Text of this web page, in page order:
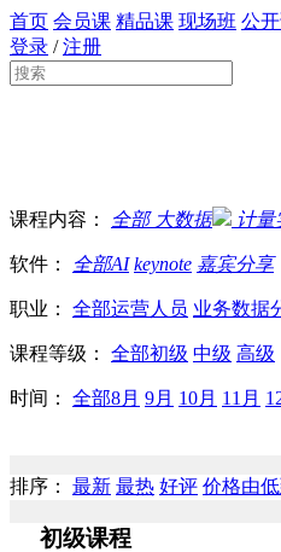
首页 会员课 精品课 现场班 公
登录 /注册
课程内容： 全部大数据 计量
软件： 全部AI keynote 嘉宾分享
职业： 全部运营人员 业务数据
课程等级： 全部初级 中级 高级
时间： 全部8月 9月 10月 11月
排序： 最新 最热 好评 价格由
初级课程